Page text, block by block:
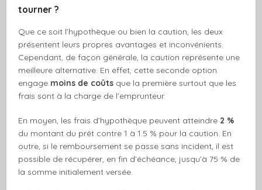
tourner ?
Que ce soit l’hypothèque ou bien la caution, les deux
présentent leurs propres avantages et inconvénients.
Cependant, de façon générale, la caution représente une
meilleure alternative. En effet, cette seconde option
engage moins de coûts que la première surtout que les
frais sont à la charge de l’emprunteur.
En moyen, les frais d’hypothèque peuvent atteindre 2 %
du montant du prêt contre 1 à 1.5 % pour la caution. En
outre, si le remboursement se passe sans incident, il est
possible de récupérer, en fin d’échéance, jusqu’à 75 % de
la somme initialement versée.